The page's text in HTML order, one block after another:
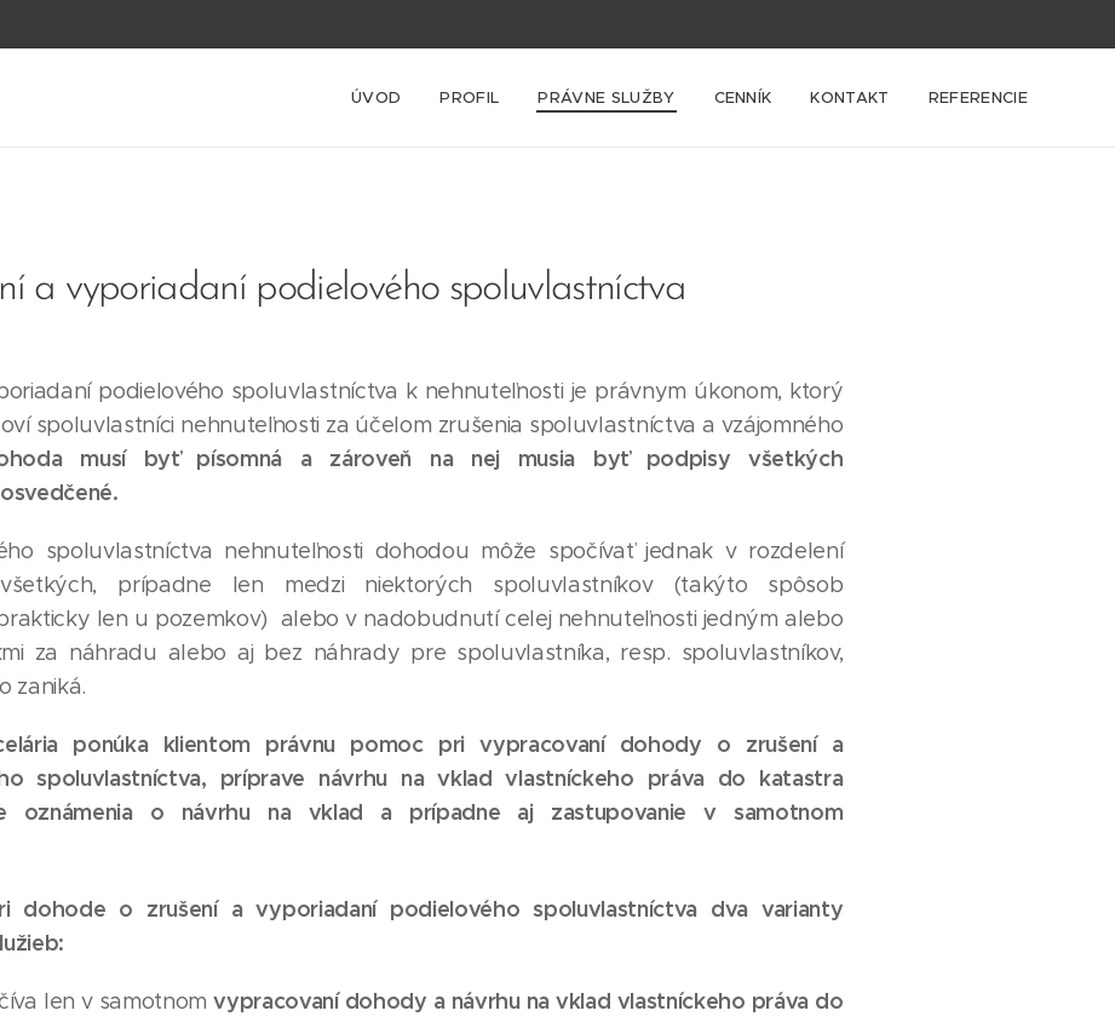
ÚVOD PROFIL PRÁVNE SLUŽBY CENNÍK KONTAKT REFERENCIE
a vyporiadaní podielového spoluvlastníctva
podielového spoluvlastníctva k nehnuteľnosti je právnym úkonom, ktorý
spoluvlastníci nehnuteľnosti za účelom zrušenia spoluvlastníctva a vzájomného
musí byť písomná a
zároveň na nej musia byť podpisy všetkých
spoluvlastníctva nehnuteľnosti dohodou môže spočívať jednak v rozdelení
prípadne len medzi niektorých spoluvlastníkov (takýto spôsob
len u pozemkov) alebo v nadobudnutí celej nehnuteľnosti jedným alebo
za náhradu alebo aj bez náhrady pre spoluvlastníka, resp. spoluvlastníkov,
zaniká.
ponúka klientom právnu pomoc pri vypracovaní dohody o zrušení a
spoluvlastníctva, príprave návrhu na vklad vlastníckeho práva do katastra
oznámenia o návrhu na vklad a prípadne aj zastupovanie v samotnom
dohode o zrušení a vyporiadaní podielového spoluvlastníctva dva varianty
len v samotnomvypracovaní dohody a návrhu na vklad vlastníckeho práva do